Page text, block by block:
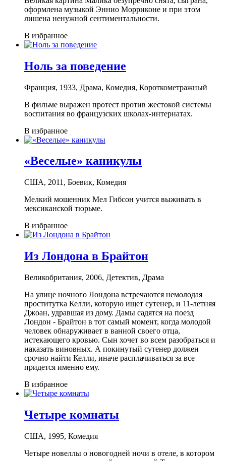
оформлена музыкой Эннио Морриконе и при этом
лишена ненужной сентиментальности.
В избранное
Ноль за поведение
Франция, 1933, Драма, Комедия, Короткометражный
В фильме выражен протест против жестокой системы
воспитания во французских школах-интернатах.
В избранное
«Веселые» каникулы
США, 2011, Боевик, Комедия
Мелкий мошенник Мел Гибсон учится выживать в
мексиканской тюрьме.
В избранное
Из Лондона в Брайтон
Великобритания, 2006, Детектив, Драма
На улице ночного Лондона встречаются немолодая
проститутка Келли, которую ищет сутенер, и 11-летняя
Джоан, удравшая из дому. Дамы садятся на поезд
Лондон - Брайтон в тот самый момент, когда молодой
человек обнаруживает в ванной своего отца,
истекающего кровью. Сын хочет во всем разобраться и
наказать виновных. А покинутый сутенер должен
срочно найти Келли, иначе расплачиваться за все
придется именно ему.
В избранное
Четыре комнаты
США, 1995, Комедия
Четыре новеллы о новогодней ночи в отеле, в котором